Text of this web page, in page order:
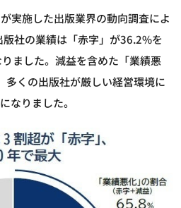
実施した出版業界の動向調査によ
社の業績は「赤字」が36.2%を
ました。減益を含めた「業績悪
多くの出版社が厳しい経営環境に
なりました。